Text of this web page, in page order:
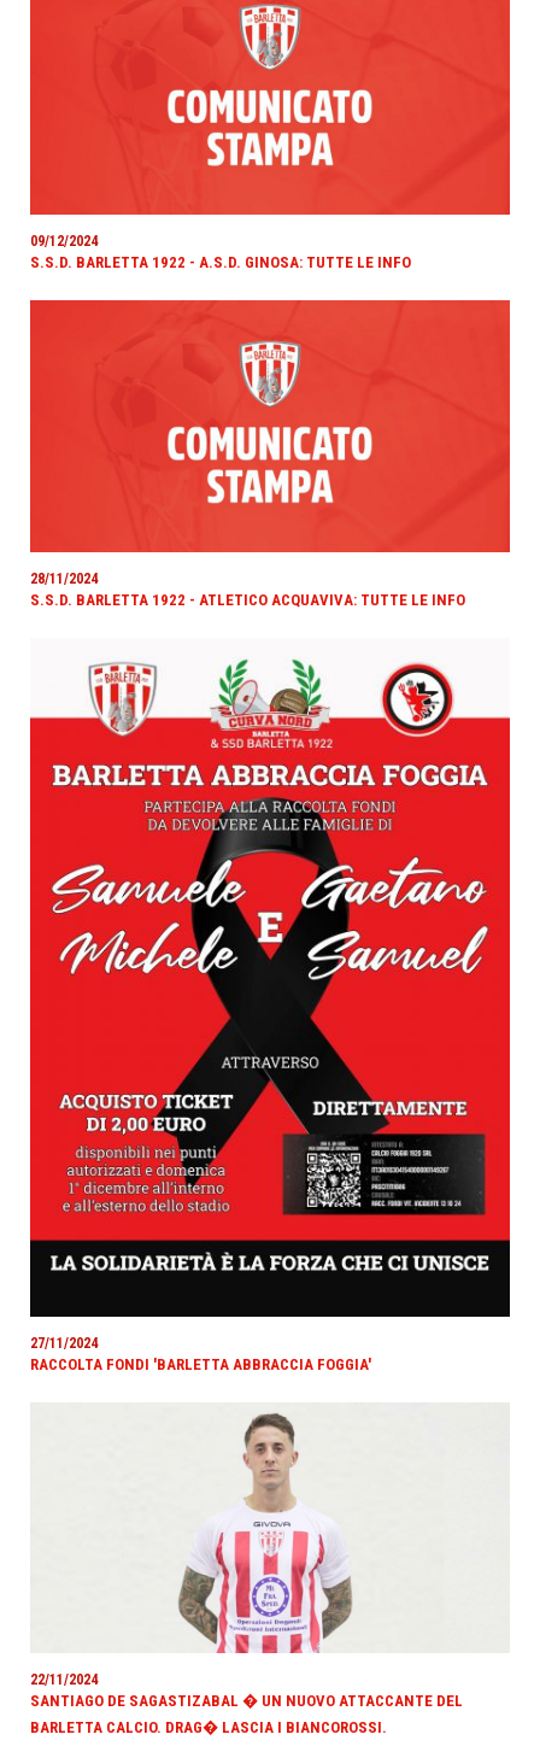
09/12/2024
S.S.D. BARLETTA 1922 - A.S.D. GINOSA: TUTTE LE INFO
28/11/2024
S.S.D. BARLETTA 1922 - ATLETICO ACQUAVIVA: TUTTE LE INFO
27/11/2024
RACCOLTA FONDI 'BARLETTA ABBRACCIA FOGGIA'
22/11/2024
SANTIAGO DE SAGASTIZABAL � UN NUOVO ATTACCANTE DEL
BARLETTA CALCIO. DRAG� LASCIA I BIANCOROSSI.